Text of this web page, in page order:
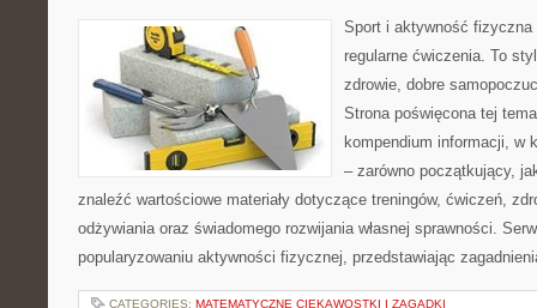
Sport i aktywność
regularne ćwiczenia. To
zdrowie, dobre
Strona poświęcona tej
kompendium informacji, w
– zarówno początkujący,
znaleźć wartościowe materiały dotyczące treningów, ćwiczeń,
odżywiania oraz świadomego rozwijania własnej sprawności.
popularyzowaniu aktywności fizycznej, przedstawiając
CATEGORIES: MATEMATYCZNE CIEKAWOSTKI I ZAGADKI